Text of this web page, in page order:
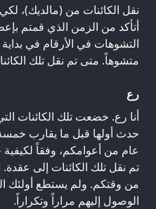
نقل الكائنات من (مالديك)،
أتأكد من الزمن الذي قمتم
التشوهات في الأرقام في
متشوهاً. متى تم نقل تلك
رع
أنا رع. خضعت تلك الكائنات
عام من أعوامكم، وفقاً
تم نقل تلك الكائنات إلى
من وقتكم. ولم يستطع أولئك
الوصول إليهم مراراً وتكراراً.